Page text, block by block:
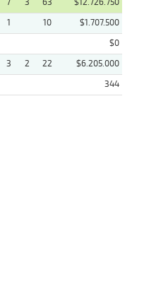
7 3 63
$12.726.750
1 10
$1.707.500
$0
3 2 22
$6.205.000
344